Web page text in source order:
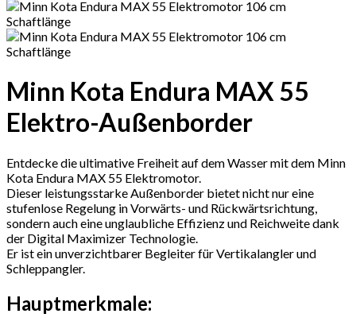
Minn Kota Endura MAX 55
Elektro-Außenborder
Entdecke die ultimative Freiheit auf dem Wasser mit dem Minn
Kota Endura MAX 55 Elektromotor.
Dieser leistungsstarke Außenborder bietet nicht nur eine
stufenlose Regelung in Vorwärts- und Rückwärtsrichtung,
sondern auch eine unglaubliche Effizienz und Reichweite dank
der Digital Maximizer Technologie.
Er ist ein unverzichtbarer Begleiter für Vertikalangler und
Schleppangler.
Hauptmerkmale: